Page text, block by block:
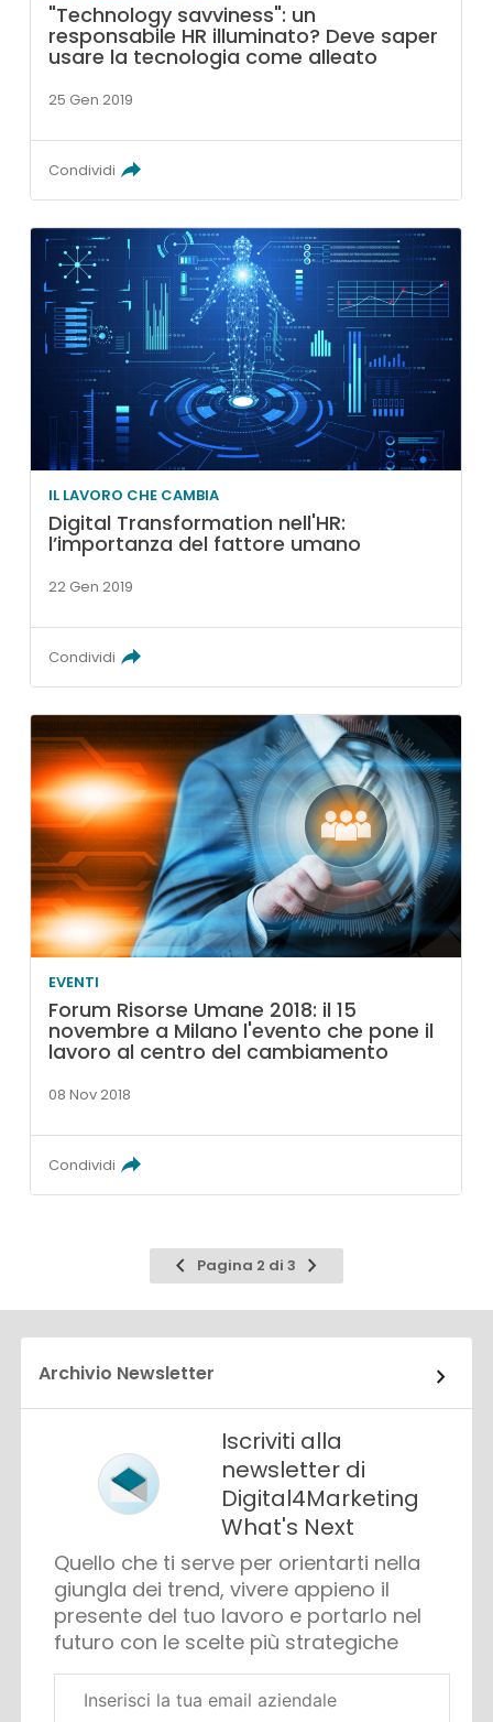
"Technology savviness": un
responsabile HR illuminato? Deve saper
usare la tecnologia come alleato
25 Gen 2019
Condividi
IL LAVORO CHE CAMBIA
Digital Transformation nell'HR:
l’importanza del fattore umano
22 Gen 2019
Condividi
EVENTI
Forum Risorse Umane 2018: il 15
novembre a Milano l'evento che pone il
lavoro al centro del cambiamento
08 Nov 2018
Condividi
Pagina
precedente
Pagina 2 di 3
Pagina
successiva
Archivio Newsletter
Iscriviti alla
newsletter di
Digital4Marketing
What's Next
Quello che ti serve per orientarti nella
giungla dei trend, vivere appieno il
presente del tuo lavoro e portarlo nel
futuro con le scelte più strategiche
aziendale